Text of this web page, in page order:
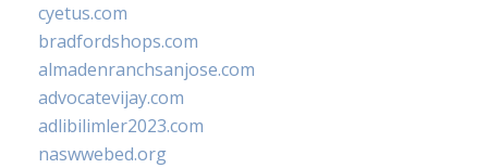
cyetus.com
bradfordshops.com
almadenranchsanjose.com
advocatevijay.com
adlibilimler2023.com
naswwebed.org